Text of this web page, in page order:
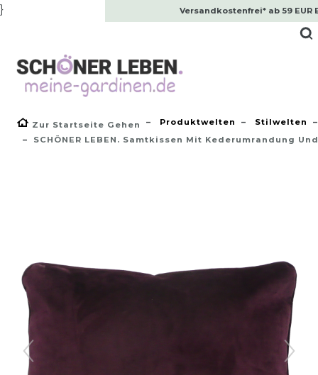
} Versandkostenfrei* ab 59 EUR
Zur Startseite Gehen Produktwelten
Stilwelten
SCHÖNER LEBEN. Samtkissen Mit Kederumrandung